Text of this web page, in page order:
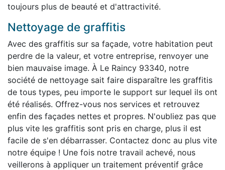
toujours plus de beauté et d'attractivité.
Nettoyage de graffitis
Avec des graffitis sur sa façade, votre habitation peut
perdre de la valeur, et votre entreprise, renvoyer une
bien mauvaise image. À Le Raincy 93340, notre
société de nettoyage sait faire disparaître les graffitis
de tous types, peu importe le support sur lequel ils ont
été réalisés. Offrez-vous nos services et retrouvez
enfin des façades nettes et propres. N'oubliez pas que
plus vite les graffitis sont pris en charge, plus il est
facile de s'en débarrasser. Contactez donc au plus vite
notre équipe ! Une fois notre travail achevé, nous
veillerons à appliquer un traitement préventif grâce